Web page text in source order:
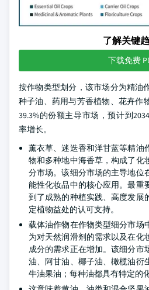
了解关键
下载免费
按作物类型划分，该市场分为精油
种子油、药用与芳香植物、花卉作
39.3%的份额主导市场，预计到
率增长。
薰衣草、迷迭香和洋甘蓝等精油
物和多种地中海香草，构成了化
分市场。该细分市场的主导地位
能性化妆品中的核心应用。最重
到了成熟的种植实践、高度发展
定植物益处的认可支持。
载体油作物在作物类型细分市场
为对天然润滑剂的需求以及在化
成分的需求正在增加。该细分市
油、阿甘油、椰子油、橄榄油衍
牛油果油；每种油都具有特定的